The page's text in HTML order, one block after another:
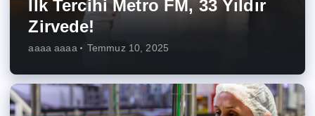
İlk Tercihi Metro FM, 33 Yıldır
Zirvede!
aaaa aaaa Temmuz 10, 2025